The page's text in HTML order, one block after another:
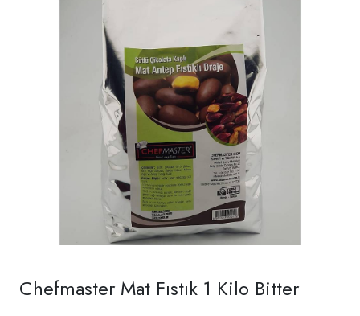
Chefmaster Mat Fıstık 1 Kilo Bitter